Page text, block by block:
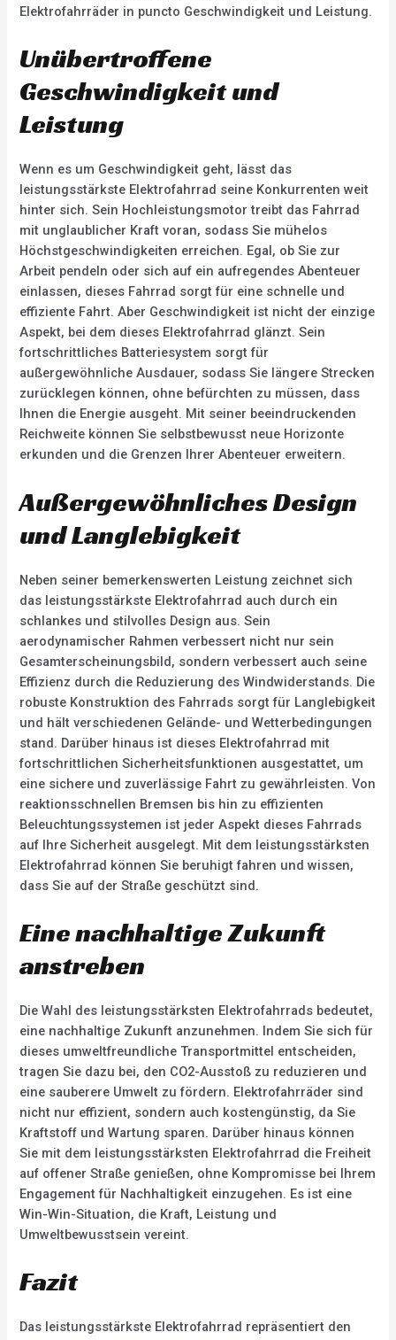
Elektrofahrräder in puncto Geschwindigkeit und Leistung.
Unübertroffene
Geschwindigkeit und
Leistung
Wenn es um Geschwindigkeit geht, lässt das
leistungsstärkste Elektrofahrrad seine Konkurrenten weit
hinter sich. Sein Hochleistungsmotor treibt das Fahrrad
mit unglaublicher Kraft voran, sodass Sie mühelos
Höchstgeschwindigkeiten erreichen. Egal, ob Sie zur
Arbeit pendeln oder sich auf ein aufregendes Abenteuer
einlassen, dieses Fahrrad sorgt für eine schnelle und
effiziente Fahrt. Aber Geschwindigkeit ist nicht der einzige
Aspekt, bei dem dieses Elektrofahrrad glänzt. Sein
fortschrittliches Batteriesystem sorgt für
außergewöhnliche Ausdauer, sodass Sie längere Strecken
zurücklegen können, ohne befürchten zu müssen, dass
Ihnen die Energie ausgeht. Mit seiner beeindruckenden
Reichweite können Sie selbstbewusst neue Horizonte
erkunden und die Grenzen Ihrer Abenteuer erweitern.
Außergewöhnliches Design
und Langlebigkeit
Neben seiner bemerkenswerten Leistung zeichnet sich
das leistungsstärkste Elektrofahrrad auch durch ein
schlankes und stilvolles Design aus. Sein
aerodynamischer Rahmen verbessert nicht nur sein
Gesamterscheinungsbild, sondern verbessert auch seine
Effizienz durch die Reduzierung des Windwiderstands. Die
robuste Konstruktion des Fahrrads sorgt für Langlebigkeit
und hält verschiedenen Gelände- und Wetterbedingungen
stand. Darüber hinaus ist dieses Elektrofahrrad mit
fortschrittlichen Sicherheitsfunktionen ausgestattet, um
eine sichere und zuverlässige Fahrt zu gewährleisten. Von
reaktionsschnellen Bremsen bis hin zu effizienten
Beleuchtungssystemen ist jeder Aspekt dieses Fahrrads
auf Ihre Sicherheit ausgelegt. Mit dem leistungsstärksten
Elektrofahrrad können Sie beruhigt fahren und wissen,
dass Sie auf der Straße geschützt sind.
Eine nachhaltige Zukunft
anstreben
Die Wahl des leistungsstärksten Elektrofahrrads bedeutet,
eine nachhaltige Zukunft anzunehmen. Indem Sie sich für
dieses umweltfreundliche Transportmittel entscheiden,
tragen Sie dazu bei, den CO2-Ausstoß zu reduzieren und
eine sauberere Umwelt zu fördern. Elektrofahrräder sind
nicht nur effizient, sondern auch kostengünstig, da Sie
Kraftstoff und Wartung sparen. Darüber hinaus können
Sie mit dem leistungsstärksten Elektrofahrrad die Freiheit
auf offener Straße genießen, ohne Kompromisse bei Ihrem
Engagement für Nachhaltigkeit einzugehen. Es ist eine
Win-Win-Situation, die Kraft, Leistung und
Umweltbewusstsein vereint.
Fazit
Das leistungsstärkste Elektrofahrrad repräsentiert den